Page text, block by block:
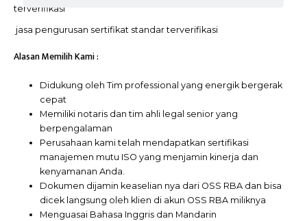
jasa pengurusan sertifikat standar terverifikasi
Alasan Memilih Kami :
Didukung oleh Tim professional yang energik bergerak
cepat
Memiliki notaris dan tim ahli legal senior yang
berpengalaman
Perusahaan kami telah mendapatkan sertifikasi
manajemen mutu ISO yang menjamin kinerja dan
kenyamanan Anda.
Dokumen dijamin keaselian nya dari OSS RBA dan bisa
dicek langsung oleh klien di akun OSS RBA miliknya
Menguasai Bahasa Inggris dan Mandarin